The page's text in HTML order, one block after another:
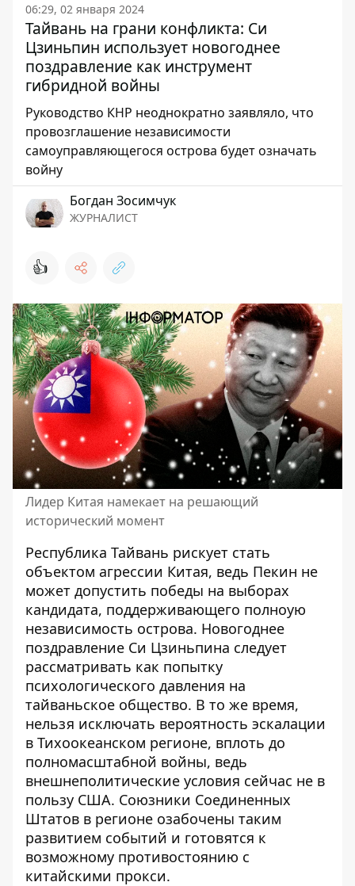
06:29, 02 января 2024
Тайвань на грани конфликта: Си
Цзиньпин использует новогоднее
поздравление как инструмент
гибридной войны
Руководство КНР неоднократно заявляло, что
провозглашение независимости
самоуправляющегося острова будет означать
войну
Богдан Зосимчук
ЖУРНАЛИСТ
👍
Лидер Китая намекает на решающий
исторический момент
Республика Тайвань рискует стать
объектом агрессии Китая, ведь Пекин не
может допустить победы на выборах
кандидата, поддерживающего полноую
независимость острова. Новогоднее
поздравление Си Цзиньпина следует
рассматривать как попытку
психологического давления на
тайваньское общество. В то же время,
нельзя исключать вероятность эскалации
в Тихоокеанском регионе, вплоть до
полномасштабной войны, ведь
внешнеполитические условия сейчас не в
пользу США. Союзники Соединенных
Штатов в регионе озабочены таким
развитием событий и готовятся к
возможному противостоянию с
китайскими прокси.